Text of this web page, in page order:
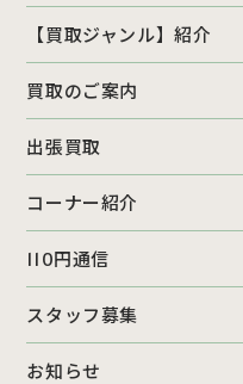
【買取ジャンル】紹介
買取のご案内
出張買取
コーナー紹介
110円通信
スタッフ募集
お知らせ